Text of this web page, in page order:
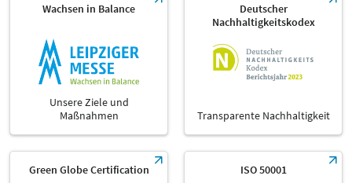
Wachsen in Balance
Unsere Ziele und
Maßnahmen
Deutscher
Nachhaltigkeitskodex
Transparente Nachhaltigkeit
Green Globe Certification ISO 50001